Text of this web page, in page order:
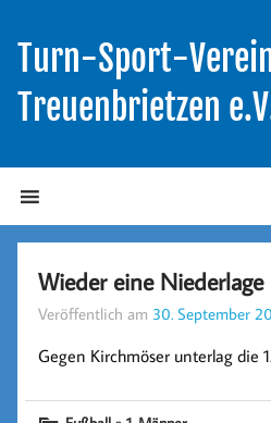
Turn-Sport-
Treuenbrietzen
Wieder eine Niederlage
Veröffentlich am 30. September
Gegen Kirchmöser unterlag die